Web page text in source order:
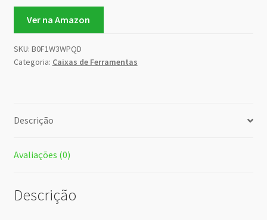
Ver na Amazon
SKU: B0F1W3WPQD
Categoria: Caixas de Ferramentas
Descrição
Avaliações (0)
Descrição